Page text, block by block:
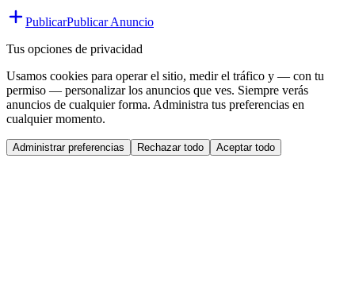
PublicarPublicar Anuncio
Tus opciones de privacidad
Usamos cookies para operar el sitio, medir el tráfico y — con tu
permiso — personalizar los anuncios que ves. Siempre verás
anuncios de cualquier forma. Administra tus preferencias en
cualquier momento.
Administrar preferencias Rechazar todo Aceptar todo